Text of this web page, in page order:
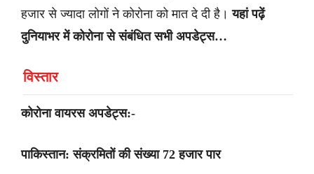
हजार से ज्यादा लोगों ने कोरोना को मात दे दी है। यहां पढ़ें
दुनियाभर में कोरोना से संबंधित सभी अपडेट्स…
विस्तार
कोरोना वायरस अपडेट्स:-
पाकिस्तान: संक्रमितों की संख्या 72 हजार पार